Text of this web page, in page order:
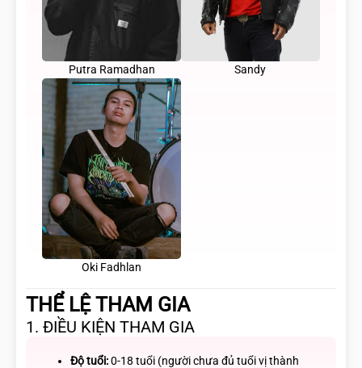
Putra Ramadhan Sandy
Oki Fadhlan
THỂ LỆ THAM GIA
1. ĐIỀU KIỆN THAM GIA
Độ tuổi:0-18 tuổi (người chưa đủ tuổi vị thành